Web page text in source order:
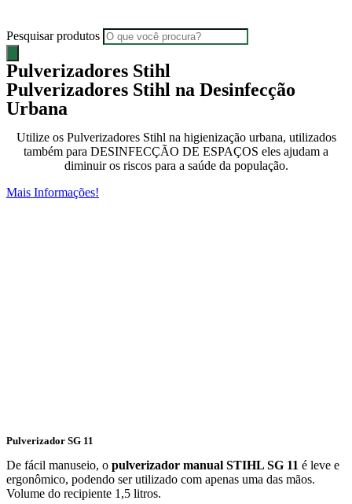
Pesquisar produtos
Pulverizadores Stihl
Pulverizadores Stihl na Desinfecção
Urbana
Utilize os Pulverizadores Stihl na higienização urbana, utilizados
também para DESINFECÇÃO DE ESPAÇOS eles ajudam a
diminuir os riscos para a saúde da população.
Mais Informações!
Pulverizador SG 11
De fácil manuseio, o pulverizador manual STIHL SG 11 é leve e
ergonômico, podendo ser utilizado com apenas uma das mãos.
Volume do recipiente 1,5 litros.